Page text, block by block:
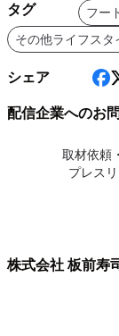
タグ フー
その他ライフスタ
シェア
配信企業へのお
取材依頼
プレス
株式会社 板前寿